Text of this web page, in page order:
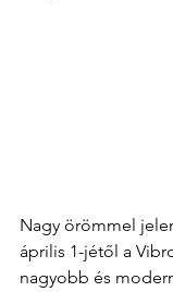
Nagy örömmel
április 1-jétől a
nagyobb és